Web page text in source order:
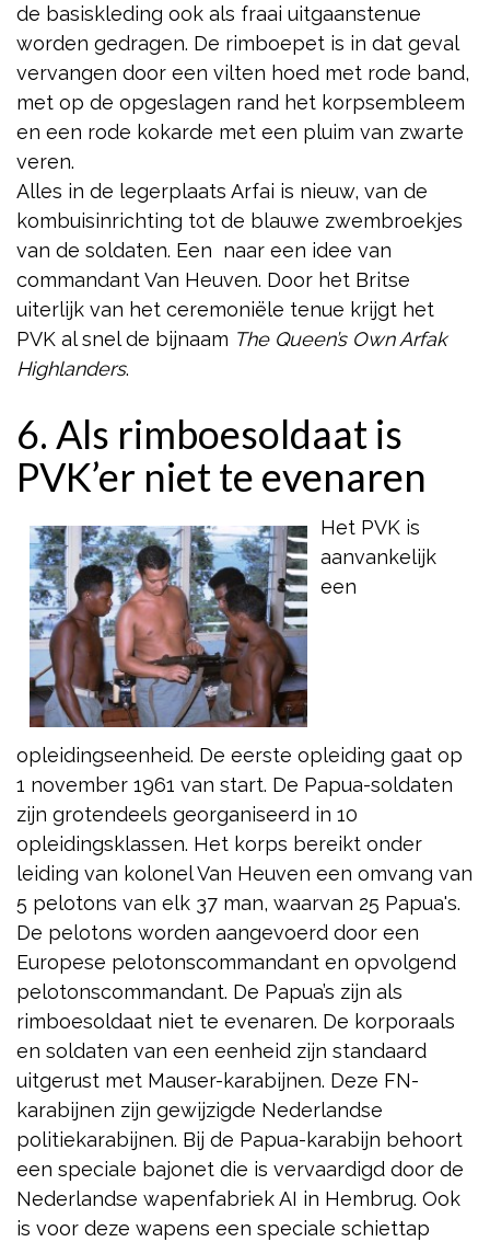
de basiskleding ook als fraai uitgaanstenue
worden gedragen. De rimboepet is in dat geval
vervangen door een vilten hoed met rode band,
met op de opgeslagen rand het korpsembleem
en een rode kokarde met een pluim van zwarte
veren.
Alles in de legerplaats Arfai is nieuw, van de
kombuisinrichting tot de blauwe zwembroekjes
van de soldaten. Een naar een idee van
commandant Van Heuven. Door het Britse
uiterlijk van het ceremoniële tenue krijgt het
PVK al snel de bijnaam The Queen’s Own Arfak
Highlanders.
6. Als rimboesoldaat is
PVK’er niet te evenaren
Het PVK is
aanvankelijk
een
opleidingseenheid. De eerste opleiding gaat op
1 november 1961 van start. De Papua-soldaten
zijn grotendeels georganiseerd in 10
opleidingsklassen. Het korps bereikt onder
leiding van kolonel Van Heuven een omvang van
5 pelotons van elk 37 man, waarvan 25 Papua's.
De pelotons worden aangevoerd door een
Europese pelotonscommandant en opvolgend
pelotonscommandant. De Papua’s zijn als
rimboesoldaat niet te evenaren. De korporaals
en soldaten van een eenheid zijn standaard
uitgerust met Mauser-karabijnen. Deze FN-
karabijnen zijn gewijzigde Nederlandse
politiekarabijnen. Bij de Papua-karabijn behoort
een speciale bajonet die is vervaardigd door de
Nederlandse wapenfabriek AI in Hembrug. Ook
is voor deze wapens een speciale schiettap